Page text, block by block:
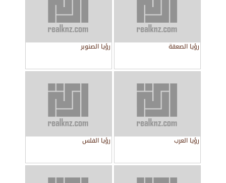
رؤيا الصعقة رؤيا الصنوبر
رؤيا العرب رؤيا الفلس